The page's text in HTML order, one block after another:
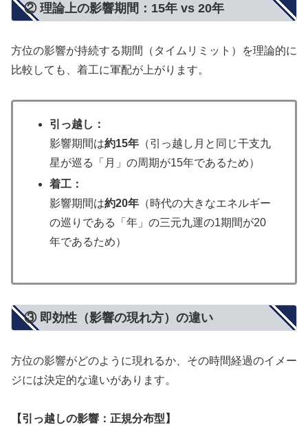
② 理論上の影響期間：15年 vs 20年
方位の影響が持続する期間（タイムリミット）を理論的に
比較しても、着工に軍配が上がります。
引っ越し：
影響期間は約15年 （引っ越し月と同じ干支九
星が巡る「月」の周期が15年であるため）
着工：
影響期間は約20年 （時代の大きなエネルギー
の巡りである「年」の三元九運の1期間が20
年であるため）
③ 即効性（影響の現れ方）の違い
方位の影響がどのように現れるか、その時間経過のイメー
ジには決定的な違いがあります。
【引っ越しの影響：正規分布型】